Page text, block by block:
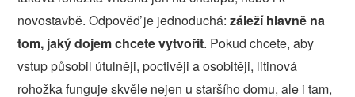
novostavbě. Odpověď je jednoduchá: záleží hlavně na
tom, jaký dojem chcete vytvořit. Pokud chcete, aby
vstup působil útulněji, poctivěji a osobitěji, litinová
rohožka funguje skvěle nejen u staršího domu, ale i tam,